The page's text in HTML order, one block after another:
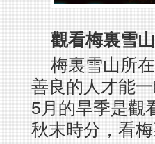
觀看梅裏雪
梅裏雪山所
善良的人才能
5月的旱季是觀
秋末時分，看